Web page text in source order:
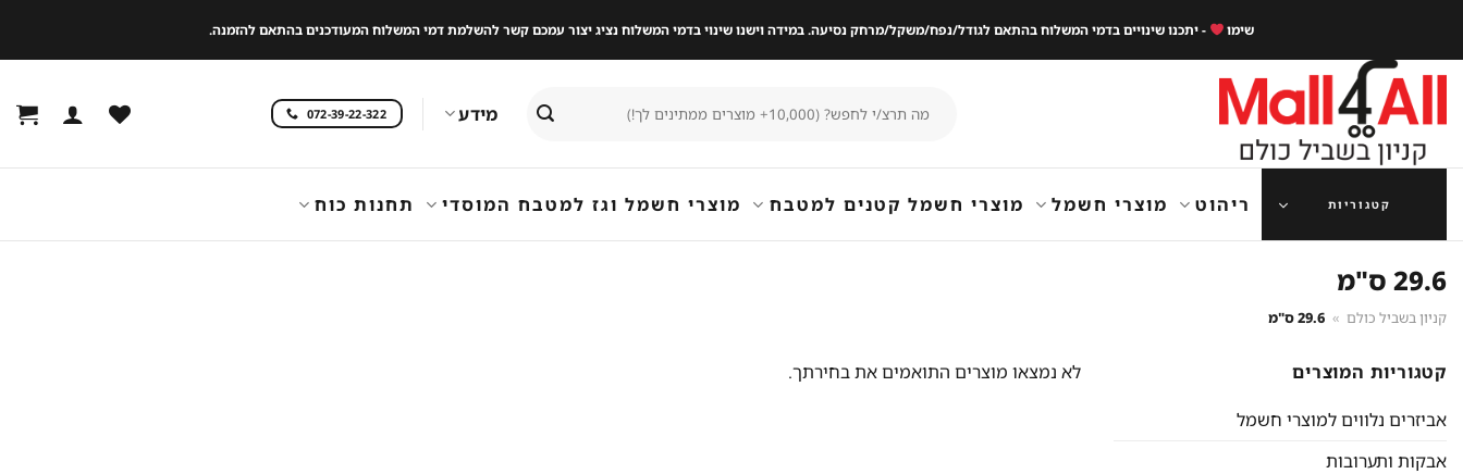
content
שימו - יתכנו שינויים בדמי המשלוח בהתאם לגודל/נפח/משקל/מרחק נסיעה. במידה וישנו שינוי בדמי המשלוח נציג יצור עמכם קשר להשלמת דמי המשלוח המעודכנים בהתאם להזמנה.
עבור:
מידע 072-39-22-322
קטגוריות ריהוט מוצרי חשמל מוצרי חשמל קטנים למטבח מוצרי חשמל וגז למטבח המוסדי תחנות כוח
29.6 ס"מ
קניון בשביל כולם » 29.6 ס"מ
קטגוריות המוצרים
אביזרים נלווים למוצרי חשמל
אבקות ותערובות
לא נמצאו מוצרים התואמים את בחירתך.